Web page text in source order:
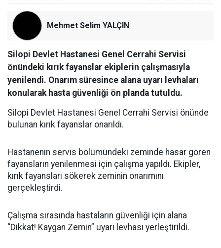
Mehmet Selim YALÇIN
Silopi Devlet Hastanesi Genel Cerrahi Servisi
önündeki kırık fayanslar ekiplerin çalışmasıyla
yenilendi. Onarım süresince alana uyarı levhaları
konularak hasta güvenliği ön planda tutuldu.
Silopi Devlet Hastanesi Genel Cerrahi Servisi önünde
bulunan kırık fayanslar onarıldı.
Hastanenin servis bölümündeki zeminde hasar gören
fayansların yenilenmesi için çalışma yapıldı. Ekipler,
kırık fayansları sökerek zeminin onarımını
gerçekleştirdi.
Çalışma sırasında hastaların güvenliği için alana
“Dikkat! Kaygan Zemin” uyarı levhası yerleştirildi.